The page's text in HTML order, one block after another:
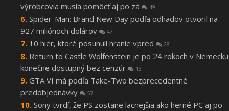
výrobcovia musia pomôcť aj po zá
49
Spider-Man: Brand New Day podľa odhadov otvoril na
927 miliónoch dolárov
47
10 hier, ktoré posunuli hranie vpred 28
Return to Castle Wolfenstein je po 24 rokoch v Nemecku
konečne dostupný bez cenzúr
13
GTA VI má podľa Take-Two bezprecedentné
predobjednávky
57
Sony tvrdí, že PS zostane lacnejšia ako herné PC aj po